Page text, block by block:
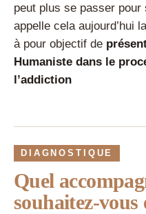
peut plus se passer
appelle cela aujourd’hui
à pour objectif de
Humaniste dans le
l’addiction
DIAGNOSTIQUE
Quel
souhaitez-vous